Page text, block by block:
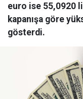
euro ise 55,0920
kapanışa göre
gösterdi.